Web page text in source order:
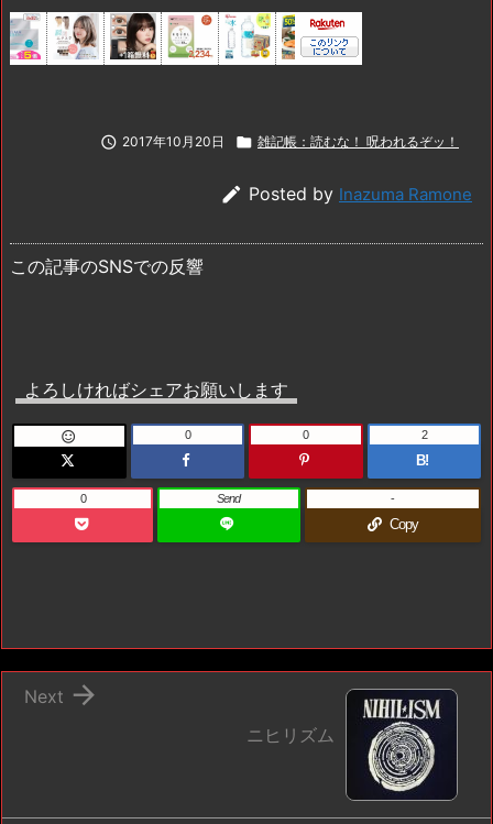
 2017年10月20日  雑記帳：読むな！ 呪われるぞッ！
 Posted by Inazuma Ramone
この記事のSNSでの反響
よろしければシェアお願いします
 0 0
B!
2
0 Send
Copy
-
ニヒリズム

Next